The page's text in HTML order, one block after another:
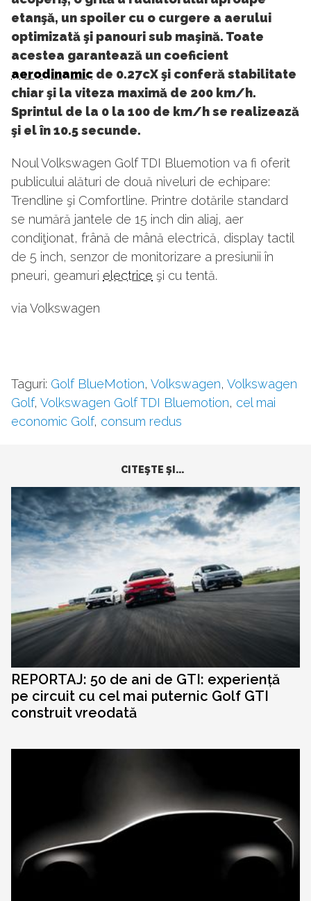
etanşă, un spoiler cu o curgere a aerului
optimizată şi panouri sub maşină. Toate
acestea garantează un coeficient
aerodinamic de 0.27cX şi conferă stabilitate
chiar şi la viteza maximă de 200 km/h.
Sprintul de la 0 la 100 de km/h se realizează
şi el în 10.5 secunde.
Noul Volkswagen Golf TDI Bluemotion va fi oferit
publicului alături de două niveluri de echipare:
Trendline şi Comfortline. Printre dotările standard
se numără jantele de 15 inch din aliaj, aer
condiţionat, frână de mână electrică, display tactil
de 5 inch, senzor de monitorizare a presiunii în
pneuri, geamuri electrice şi cu tentă.
via Volkswagen
Taguri: Golf BlueMotion, Volkswagen, Volkswagen
Golf, Volkswagen Golf TDI Bluemotion, cel mai
economic Golf, consum redus
CITEŞTE ŞI...
REPORTAJ: 50 de ani de GTI: experiență
pe circuit cu cel mai puternic Golf GTI
construit vreodată